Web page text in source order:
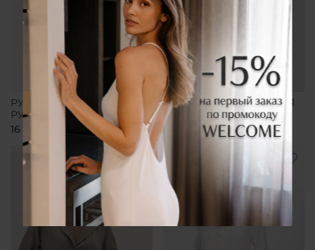
РУБАШКА С ДЛИННЫМ
РУКАВОМ ЧЕРНАЯ
16 450 ₽
РУБАШКА УДЛИНЕННАЯ
РОЗОВАЯ
16 450 ₽